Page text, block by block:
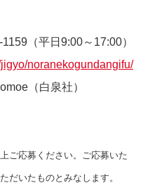
（平日9:00～17:00）
noranekogundangifu/
（白泉社）
ご応募ください。ご応募いた
だいたものとみなします。